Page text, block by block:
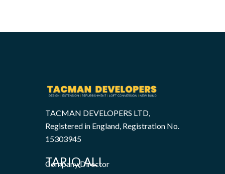
TACMAN DEVELOPERS LTD,
Registered in England, Registration No.
15303945
TARIQ ALI
Company Director